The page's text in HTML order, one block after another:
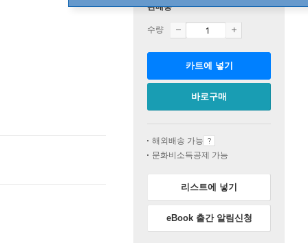
판매중
수량
카트에 넣기
바로구매
해외배송 가능
문화비소득공제 가능
리스트에 넣기
eBook 출간 알림신청